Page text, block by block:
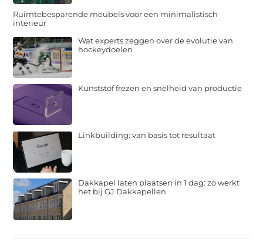
Ruimtebesparende meubels voor een minimalistisch
interieur
Wat experts zeggen over de evolutie van
hockeydoelen
Kunststof frezen en snelheid van productie
Linkbuilding: van basis tot resultaat
Dakkapel laten plaatsen in 1 dag: zo werkt
het bij GJ Dakkapellen